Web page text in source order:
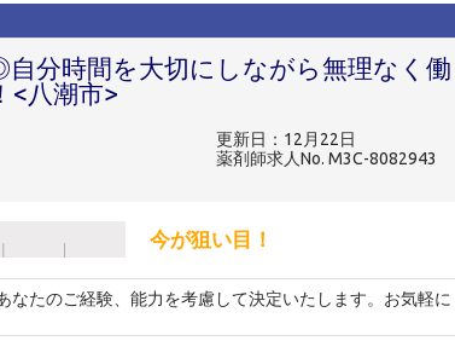
分時間を大切にしながら無理なく働
八潮市>
更新日：12月22日
薬剤師求人No. M3C-8082943
今が狙い目！
なたのご経験、能力を考慮して決定いたします。お気軽に